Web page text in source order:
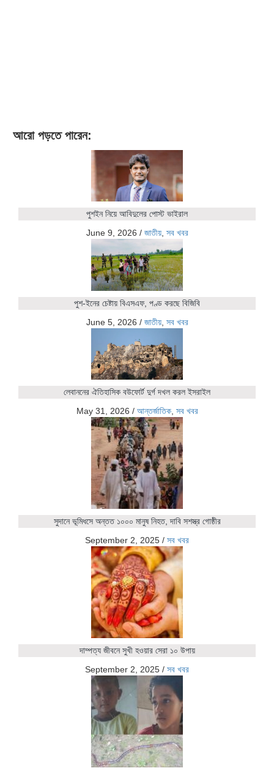
আরো পড়তে পারেন:
পুশইন নিয়ে আবিদুলের পোস্ট ভাইরাল
June 9, 2026 / জাতীয়, সব খবর
পুশ-ইনের চেষ্টায় বিএসএফ, পণ্ড করছে বিজিবি
June 5, 2026 / জাতীয়, সব খবর
লেবাননের ঐতিহাসিক বউফোর্ট দুর্গ দখল করল ইসরাইল
May 31, 2026 / আন্তর্জাতিক, সব খবর
সুদানে ভূমিধসে অন্তত ১০০০ মানুষ নিহত, দাবি সশস্ত্র গোষ্ঠীর
September 2, 2025 / সব খবর
দাম্পত্য জীবনে সুখী হওয়ার সেরা ১০ উপায়
September 2, 2025 / সব খবর